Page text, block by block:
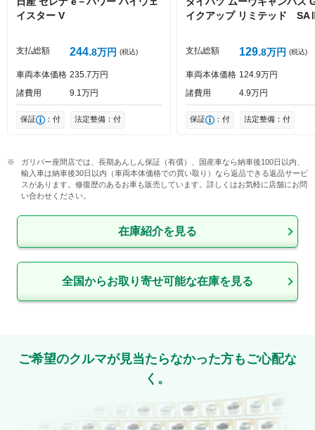
イスター V
支払総額 244 8万円 (税込)
車両本体価格 235 7万円
諸費用
9 1万円
保証 ：付 法定整備：付
イクアップ リミテッド
支払総額 129 8万円 (税込)
車両本体価格 124 9万円
諸費用
4 9万円
保証 ：付 法定整備：付
ガリバー座間店では、長期あんしん保証（有償）、国産車なら納車後100日以内、
輸入車は納車後30日以内（車両本体価格での買い取り）なら返品できる返品サービ
スがあります。修復歴のあるお車も販売しています。詳しくはお気軽に店舗にお問
い合わせください。
在庫紹介を見る
全国からお取り寄せ可能な在庫を見る
ご希望のクルマが見当たらなかった方もご心配な
く。